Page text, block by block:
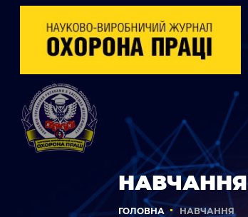
НАВЧАННЯ
ГОЛОВНА НАВЧАННЯ